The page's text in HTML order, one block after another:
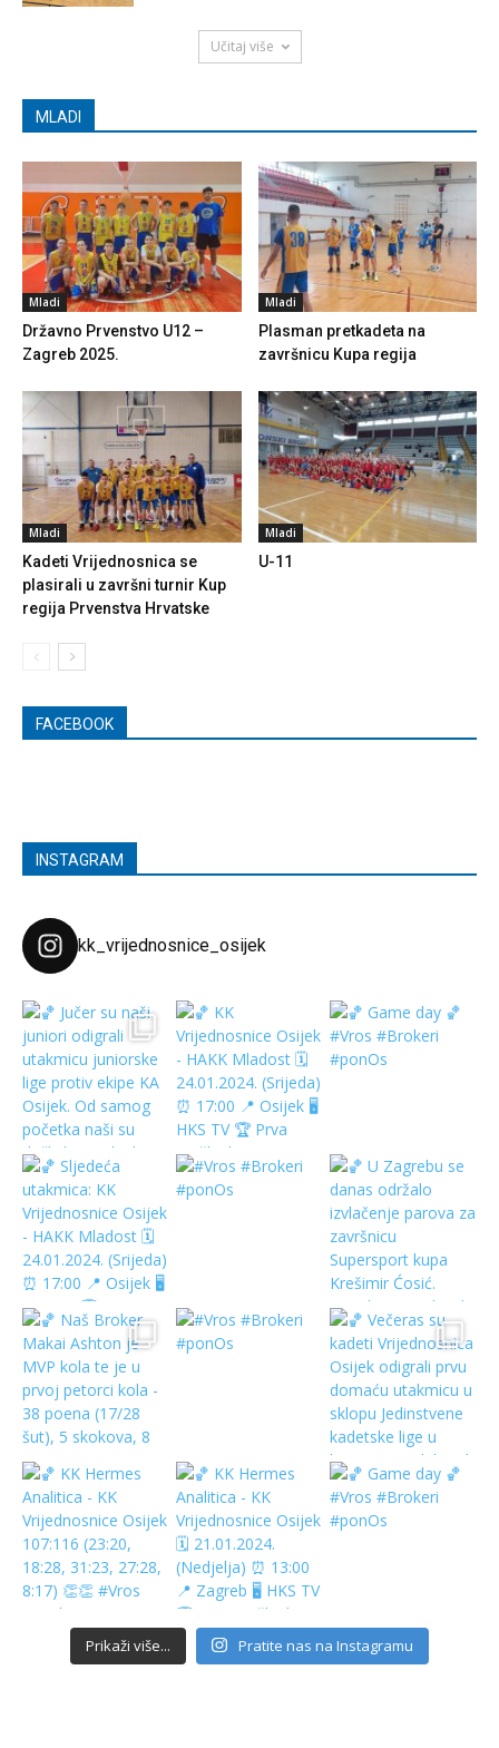
Učitaj više
MLADI
Mladi
Državno Prvenstvo U12 –
Zagreb 2025.
Mladi
Plasman pretkadeta na
završnicu Kupa regija
Mladi
Kadeti Vrijednosnica se
plasirali u završni turnir Kup
regija Prvenstva Hrvatske
Mladi
U-11
FACEBOOK
INSTAGRAM
kk_vrijednosnice_osijek
Prikaži više... Pratite nas na Instagramu